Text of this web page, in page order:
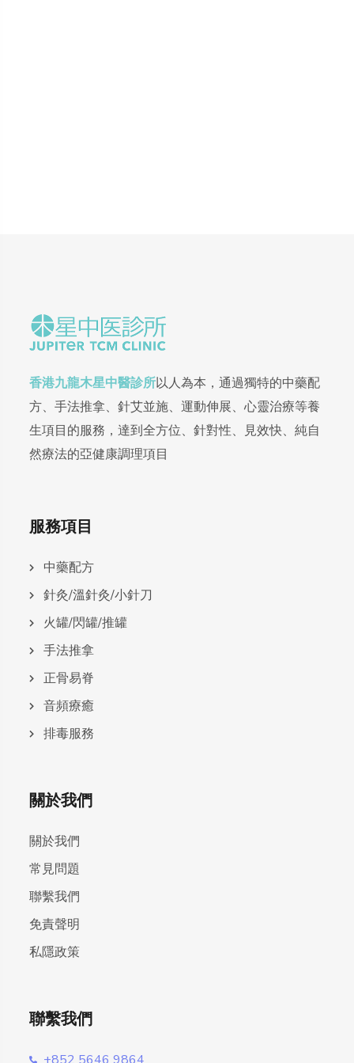
香港九龍木星中醫診所以人為本，通過獨特的中藥配
方、手法推拿、針艾並施、運動伸展、心靈治療等養
生項目的服務，達到全方位、針對性、見效快、純自
然療法的亞健康調理項目
服務項目
中藥配方
針灸/溫針灸/小針刀
火罐/閃罐/推罐
手法推拿
正骨易脊
⾳頻療癒
排毒服務
關於我們
關於我們
常見問題
聯繫我們
免責聲明
私隱政策
聯繫我們